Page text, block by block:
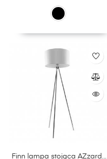
Finn lampa stojąca AZzardo